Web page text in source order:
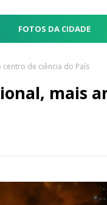
FOTOS DA CIDADE
de ciência do País
mais